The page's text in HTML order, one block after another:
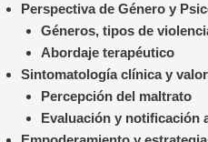
Perspectiva de Género y
Géneros, tipos de
Abordaje terapéutico
Sintomatología clínica y
Percepción del maltrato
Evaluación y notificación